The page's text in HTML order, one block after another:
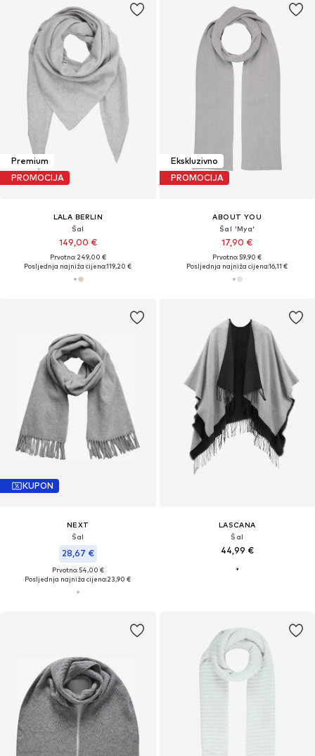
Premium
PROMOCIJA
LALA BERLIN
Šal
149,00 €
Prvotno: 249,00 €
Posljednja najniža cijena:119,20 €
Ekskluzivno
PROMOCIJA
ABOUT YOU
Šal 'Mya'
17,90 €
Prvotno: 59,90 €
Posljednja najniža cijena:16,11 €
KUPON
NEXT
Šal
28,67 €
Prvotno: 54,00 €
Posljednja najniža cijena:23,90 €
LASCANA
Šal
44,99 €